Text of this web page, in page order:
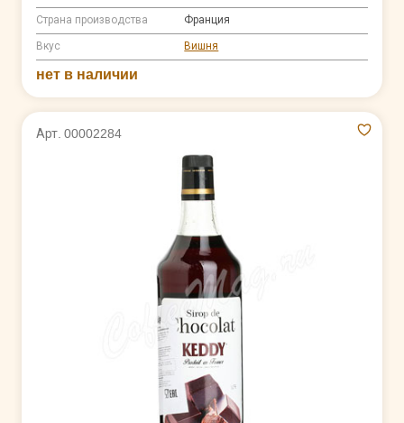
Страна производства Франция
Вкус Вишня
нет в наличии
Арт. 00002284